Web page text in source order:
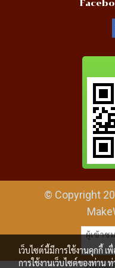
© Copyright
ผู้เข้าช
เว็บไซต์นี้มีการใช้งานคุกกี้
การใช้งานเว็บไซต์ของท่าน